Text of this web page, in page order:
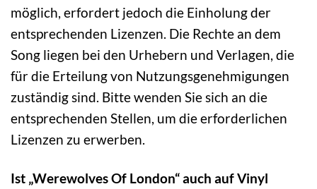
möglich, erfordert jedoch die Einholung der
entsprechenden Lizenzen. Die Rechte an dem
Song liegen bei den Urhebern und Verlagen, die
für die Erteilung von Nutzungsgenehmigungen
zuständig sind. Bitte wenden Sie sich an die
entsprechenden Stellen, um die erforderlichen
Lizenzen zu erwerben.
Ist „Werewolves Of London“ auch auf Vinyl